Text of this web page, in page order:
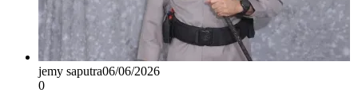
jemy saputra06/06/2026
0